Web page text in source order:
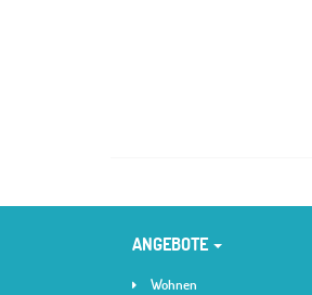
ANGEBOTE
Wohnen